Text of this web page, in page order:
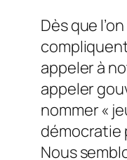
Dès que
appeler à
appeler
nommer «
démocratie
Nous